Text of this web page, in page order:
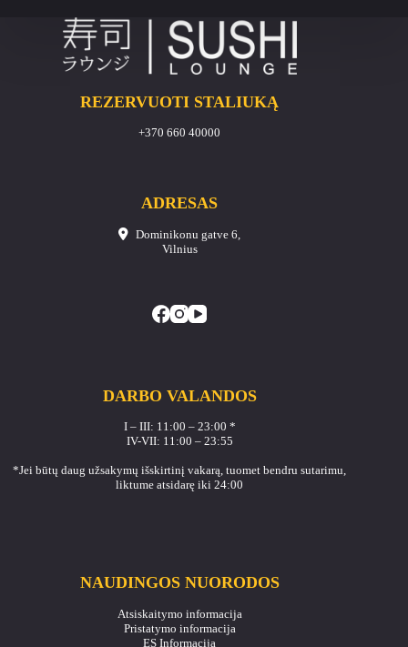
REZERVUOTI STALIUKĄ
+370 660 40000
ADRESAS
Dominikonu gatve 6,
Vilnius
DARBO VALANDOS
I – III: 11:00 – 23:00 *
IV-VII: 11:00 – 23:55
*Jei būtų daug užsakymų išskirtinį vakarą, tuomet bendru sutarimu,
liktume atsidarę iki 24:00
NAUDINGOS NUORODOS
Atsiskaitymo informacija
Pristatymo informacija
ES Informacija